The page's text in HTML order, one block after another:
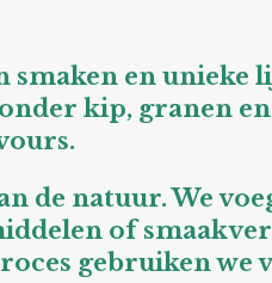
smaken en
kip, granen
de natuur. We
of
gebruiken we